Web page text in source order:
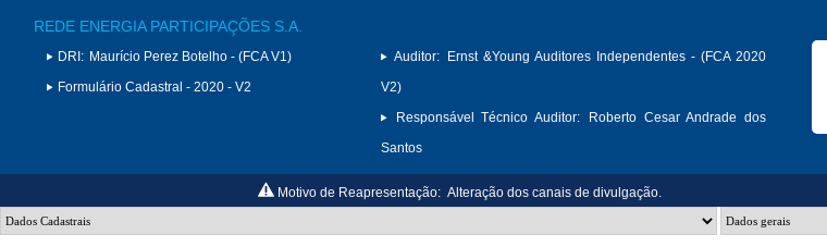
REDE ENERGIA PARTICIPAÇÕES S.A.
DRI: Maurício Perez Botelho - (FCA V1)
Formulário Cadastral - 2020 - V2
Auditor:
Ernst &Young Auditores Independentes - (FCA 2020
V2)
Responsável Técnico Auditor:
Roberto Cesar Andrade dos
Santos
Motivo de Reapresentação: Alteração dos canais de divulgação.